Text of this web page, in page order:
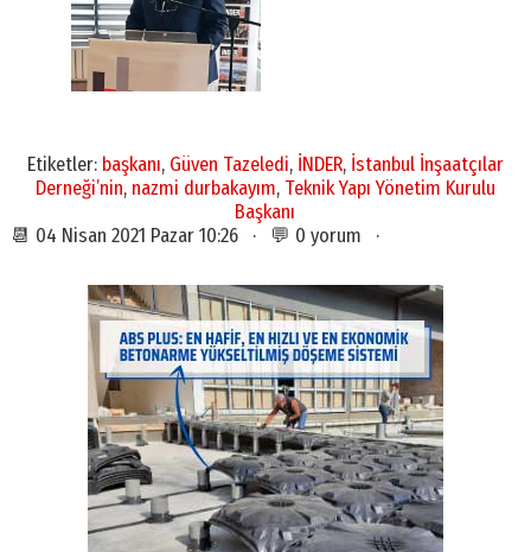
Etiketler: başkanı, Güven Tazeledi, İNDER, İstanbul İnşaatçılar
Derneği’nin, nazmi durbakayım, Teknik Yapı Yönetim Kurulu
Başkanı
📆 04 Nisan 2021 Pazar 10:26 · 💬 0 yorum ·